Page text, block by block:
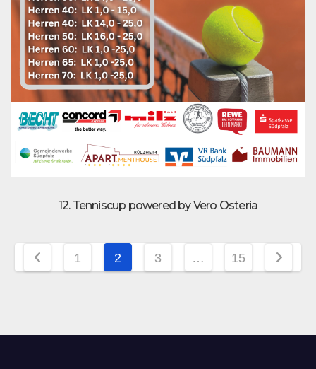
12. Tenniscup powered by Vero Osteria
Seitennummerierung
1 2 3 … 15